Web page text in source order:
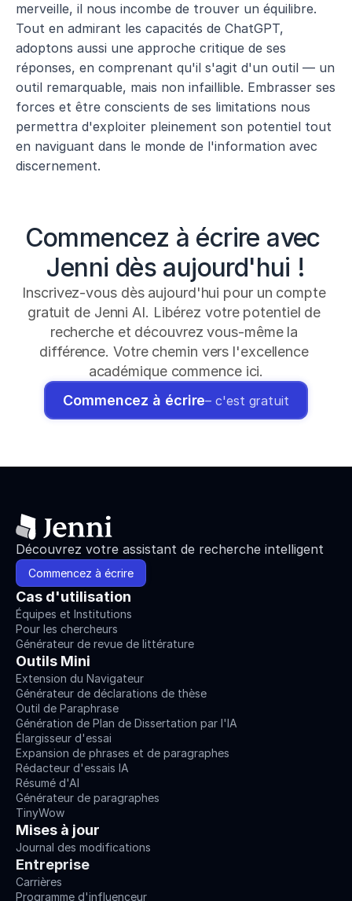
merveille, il nous incombe de trouver un équilibre.
Tout en admirant les capacités de ChatGPT,
adoptons aussi une approche critique de ses
réponses, en comprenant qu'il s'agit d'un outil — un
outil remarquable, mais non infaillible. Embrasser ses
forces et être conscients de ses limitations nous
permettra d'exploiter pleinement son potentiel tout
en naviguant dans le monde de l'information avec
discernement.
Commencez à écrire avec
Jenni dès aujourd'hui !
Inscrivez-vous dès aujourd'hui pour un compte
gratuit de Jenni AI. Libérez votre potentiel de
recherche et découvrez vous-même la
différence. Votre chemin vers l'excellence
académique commence ici.
Commencez à écrire– c'est gratuit
Découvrez votre assistant de recherche intelligent
Commencez à écrire
Cas d'utilisation
Équipes et Institutions
Pour les chercheurs
Générateur de revue de littérature
Outils Mini
Extension du Navigateur
Générateur de déclarations de thèse
Outil de Paraphrase
Génération de Plan de Dissertation par l'IA
Élargisseur d'essai
Expansion de phrases et de paragraphes
Rédacteur d'essais IA
Résumé d'AI
Générateur de paragraphes
TinyWow
Mises à jour
Journal des modifications
Entreprise
Carrières
Programme d'influenceur